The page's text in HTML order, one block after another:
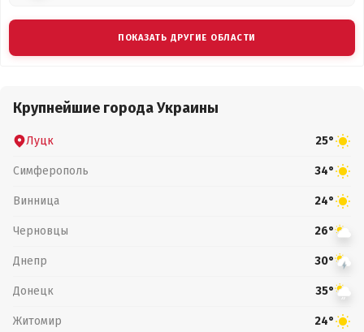
ПОКАЗАТЬ ДРУГИЕ ОБЛАСТИ
Крупнейшие города Украины
Луцк 25°
Симферополь 34°
Винница 24°
Черновцы 26°
Днепр 30°
Донецк 35°
Житомир 24°